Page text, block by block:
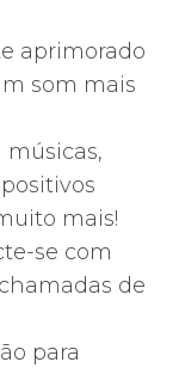
aprimorado
som mais
músicas,
mais!
se com
de
para